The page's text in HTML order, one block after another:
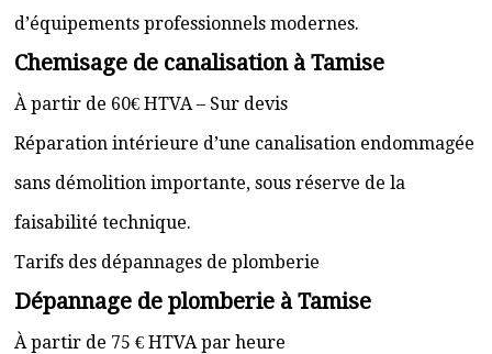
d’équipements professionnels modernes.
Chemisage de canalisation à Tamise
À partir de 60€ HTVA – Sur devis
Réparation intérieure d’une canalisation endommagée
sans démolition importante, sous réserve de la
faisabilité technique.
Tarifs des dépannages de plomberie
Dépannage de plomberie à Tamise
À partir de 75 € HTVA par heure